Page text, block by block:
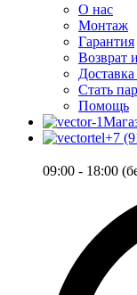
О нас
Монтаж
Гарантия
Возврат
Стать
Помощь
+7
09:00 - 18:00